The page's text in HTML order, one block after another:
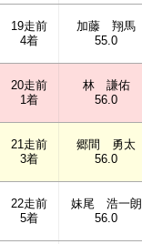
19走前
4着
加藤 翔馬
55.0
20走前
1着
林 謙佑
56.0
21走前
3着
郷間 勇太
56.0
22走前
5着
妹尾 浩一朗
56.0